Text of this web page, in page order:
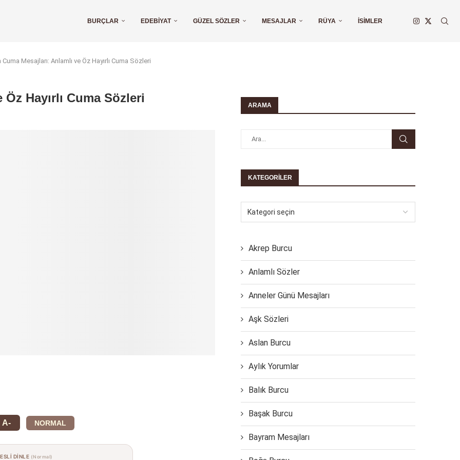
BURÇLAR EDEBIYAT GÜZEL SÖZLER MESAJLAR RÜYA İSIMLER
Cuma Mesajları: Anlamlı ve Öz Hayırlı Cuma Sözleri
Öz Hayırlı Cuma Sözleri
A- NORMAL
DİNLE (Normal)
ARAMA
KATEGORILER
Akrep Burcu
Anlamlı Sözler
Anneler Günü Mesajları
Aşk Sözleri
Aslan Burcu
Aylık Yorumlar
Balık Burcu
Başak Burcu
Bayram Mesajları